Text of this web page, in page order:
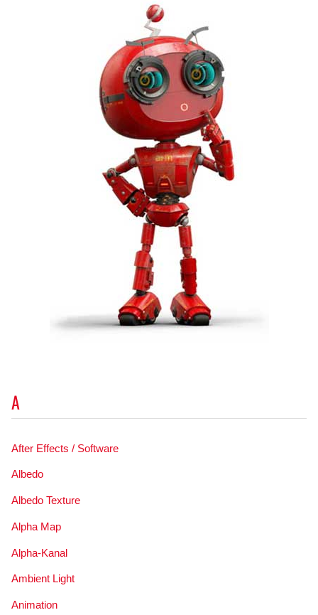
A
After Effects / Software
Albedo
Albedo Texture
Alpha Map
Alpha-Kanal
Ambient Light
Animation